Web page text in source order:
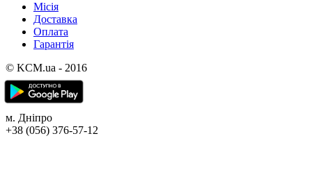
Місія
Доставка
Оплата
Гарантія
© KCM.ua - 2016
м. Дніпро
+38 (056) 376-57-12